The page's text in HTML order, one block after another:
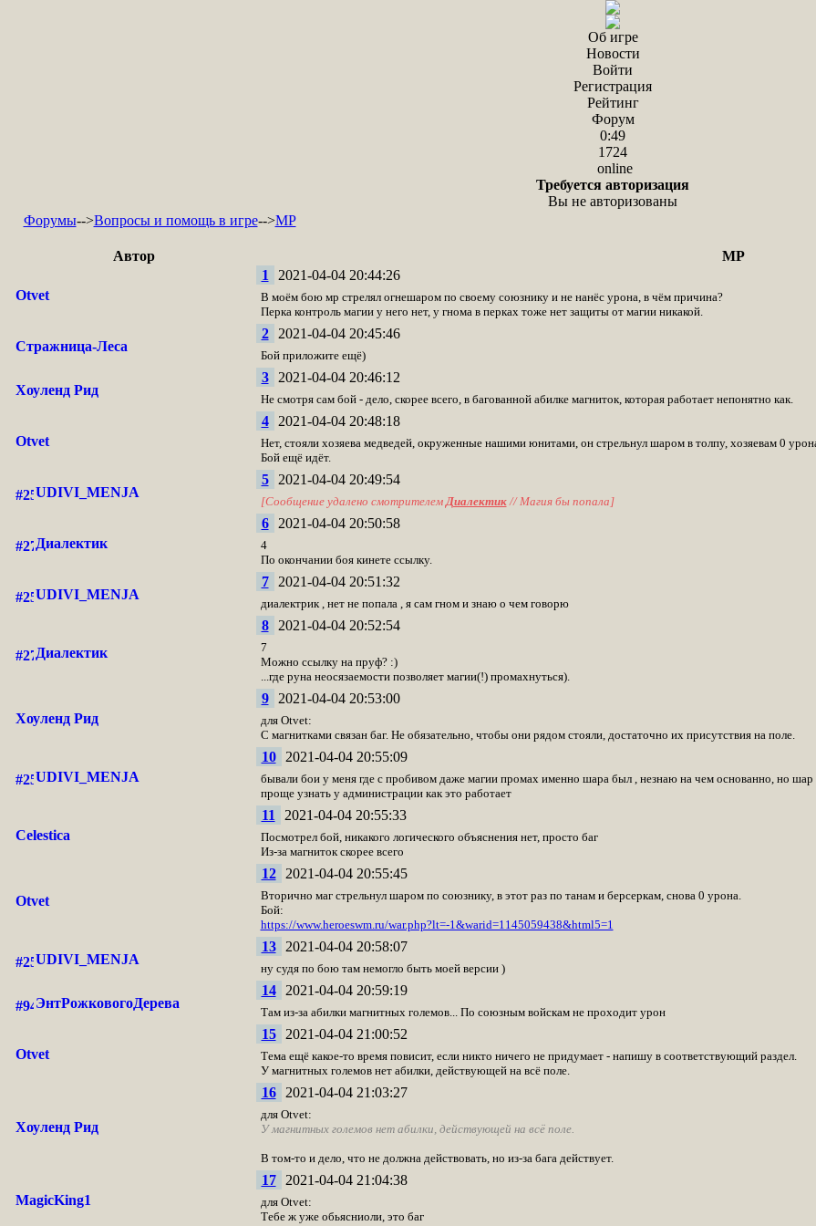
Об игре
Новости
Войти
Регистрация
Рейтинг
Форум
0:49
1724
online
Требуется авторизация
Вы не авторизованы
Форумы-->Вопросы и помощь в игре-->МР
Автор МР
Otvet
1 2021-04-04 20:44:26
В моём бою мр стрелял огнешаром по своему союзнику и не нанёс урона, в чём причина?
Перка контроль магии у него нет, у гнома в перках тоже нет защиты от магии никакой.
Стражница-Леса
2 2021-04-04 20:45:46
Бой приложите ещё)
Хоуленд Рид
3 2021-04-04 20:46:12
Не смотря сам бой - дело, скорее всего, в багованной абилке магниток, которая работает непонятно как.
Otvet
4 2021-04-04 20:48:18
Нет, стояли хозяева медведей, окруженные нашими юнитами, он стрельнул шаром в толпу, хозяевам 0
Бой ещё идёт.
UDIVI_MENJA
5 2021-04-04 20:49:54
[Сообщение удалено смотрителемДиалектик// Магия бы попала]
Диалектик
6 2021-04-04 20:50:58
4
По окончании боя кинете ссылку.
UDIVI_MENJA
7 2021-04-04 20:51:32
диалектрик , нет не попала , я сам гном и знаю о чем говорю
Диалектик
8 2021-04-04 20:52:54
7
Можно ссылку на пруф? :)
...где руна неосязаемости позволяет магии(!) промахнуться).
Хоуленд Рид
9 2021-04-04 20:53:00
для Otvet:
С магнитками связан баг. Не обязательно, чтобы они рядом стояли, достаточно их присутствия на поле.
UDIVI_MENJA
10 2021-04-04 20:55:09
бывали бои у меня где с пробивом даже магии промах именно шара был , незнаю на чем основанно, но шар
проще узнать у администрации как это работает
Celestica
11 2021-04-04 20:55:33
Посмотрел бой, никакого логического объяснения нет, просто баг
Из-за магниток скорее всего
Otvet
12 2021-04-04 20:55:45
Вторично маг стрельнул шаром по союзнику, в этот раз по танам и берсеркам, снова 0 урона.
Бой:
https://www.heroeswm.ru/war.php?lt=-1&warid=1145059438&html5=1
UDIVI_MENJA
13 2021-04-04 20:58:07
ну судя по бою там немогло быть моей версии )
ЭнтРожковогоДерева
14 2021-04-04 20:59:19
Там из-за абилки магнитных големов... По союзным войскам не проходит урон
Otvet
15 2021-04-04 21:00:52
Тема ещё какое-то время повисит, если никто ничего не придумает - напишу в соответствующий раздел.
У магнитных големов нет абилки, действующей на всё поле.
Хоуленд Рид
16 2021-04-04 21:03:27
для Otvet:
У магнитных големов нет абилки, действующей на всё поле.
В том-то и дело, что не должна действовать, но из-за бага действует.
MagicKing1
17 2021-04-04 21:04:38
для Otvet:
Тебе ж уже обьясниоли, это баг